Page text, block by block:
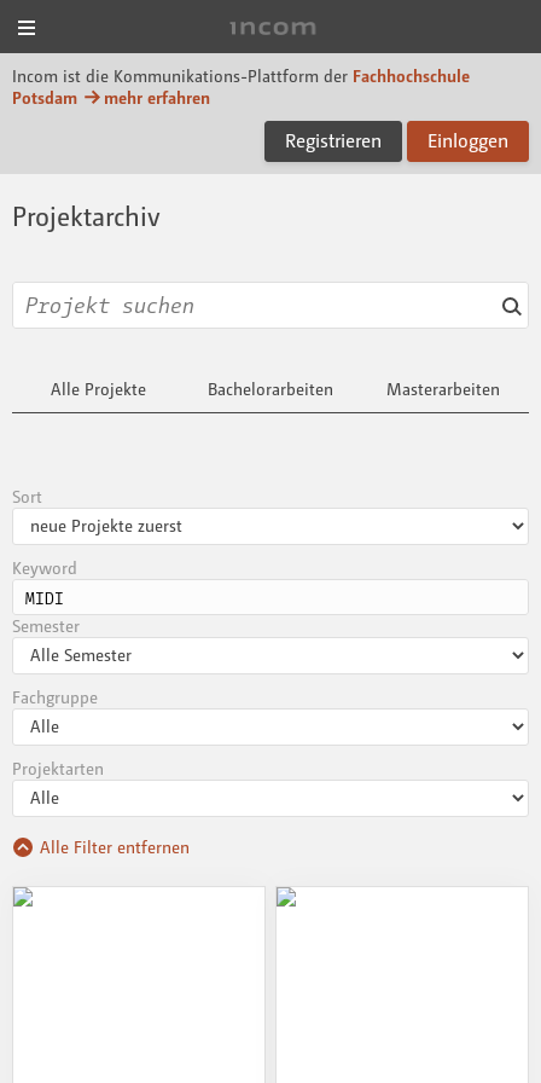
Incom ist die Kommunikations-Plattform der Fachhochschule
Potsdam
mehr erfahren
Registrieren Einloggen
Projektarchiv
Alle Projekte Bachelorarbeiten Masterarbeiten
Sort
Keyword
Semester
Fachgruppe
Projektarten
Alle Filter entfernen